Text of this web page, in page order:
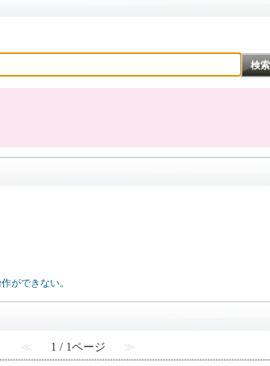
ができない。
≪ 1 / 1ページ ≫